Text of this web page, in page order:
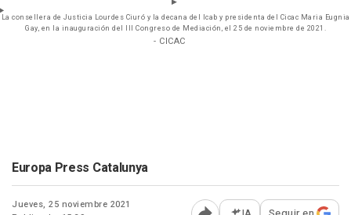
La consellera de Justicia Lourdes Ciuró y la decana del Icab y presidenta del Cicac Maria Eugnia
Gay, en la inauguración del III Congreso de Mediación, el 25 de noviembre de 2021.
- CICAC
Europa Press Catalunya
Jueves, 25 noviembre 2021